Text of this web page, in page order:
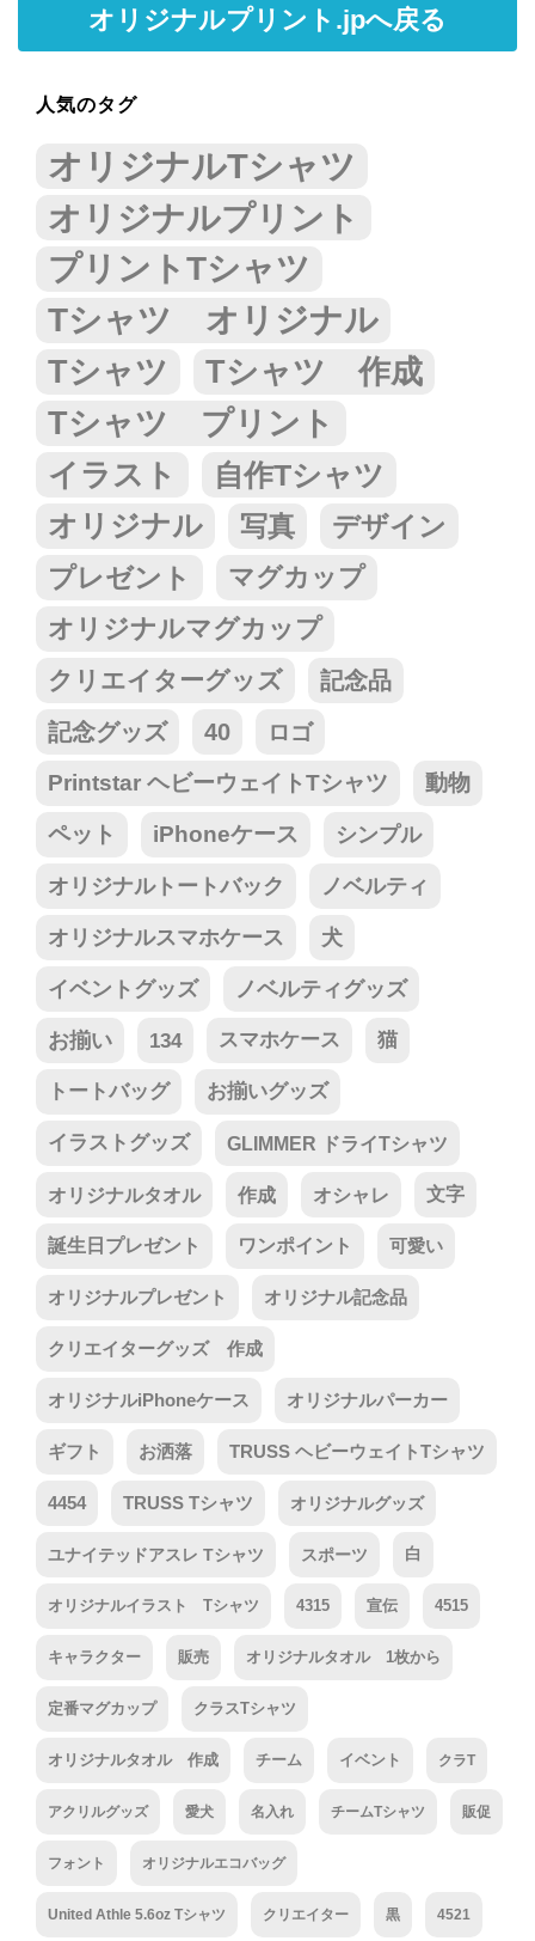
オリジナルプリント.jpへ戻る
人気のタグ
オリジナルTシャツ
オリジナルプリント
プリントTシャツ
Tシャツ オリジナル
Tシャツ
Tシャツ 作成
Tシャツ プリント
イラスト 自作Tシャツ
オリジナル 写真
デザイン
プレゼント
マグカップ
オリジナルマグカップ
クリエイターグッズ
記念品
記念グッズ
40 ロゴ
Printstar ヘビーウェイトTシャツ 動物
ペット iPhoneケース シンプル
オリジナルトートバック ノベルティ
オリジナルスマホケース 犬
イベントグッズ ノベルティグッズ
お揃い 134 スマホケース 猫
トートバッグ お揃いグッズ
イラストグッズ GLIMMER ドライTシャツ
オリジナルタオル 作成 オシャレ 文字
誕生日プレゼント ワンポイント 可愛い
オリジナルプレゼント オリジナル記念品
クリエイターグッズ 作成
オリジナルiPhoneケース オリジナルパーカー
ギフト お洒落 TRUSS ヘビーウェイトTシャツ
4454 TRUSS Tシャツ オリジナルグッズ
ユナイテッドアスレ Tシャツ スポーツ 白
オリジナルイラスト Tシャツ 4315 宣伝 4515
キャラクター 販売 オリジナルタオル 1枚から
定番マグカップ クラスTシャツ
オリジナルタオル 作成 チーム イベント クラT
アクリルグッズ 愛犬 名入れ チームTシャツ 販促
フォント オリジナルエコバッグ
United Athle 5.6oz Tシャツ クリエイター 黒 4521